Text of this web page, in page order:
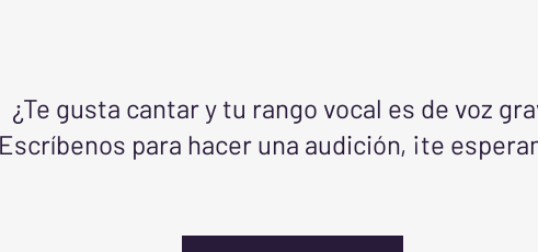
¿Te gusta cantar y tu rango vocal es de voz
Escríbenos para hacer una audición, ¡te